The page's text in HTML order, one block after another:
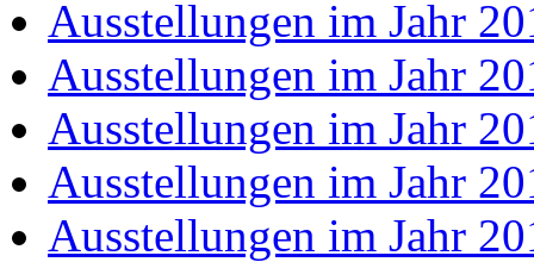
Ausstellungen im Jahr
Ausstellungen im Jahr
Ausstellungen im Jahr
Ausstellungen im Jahr
Ausstellungen im Jahr